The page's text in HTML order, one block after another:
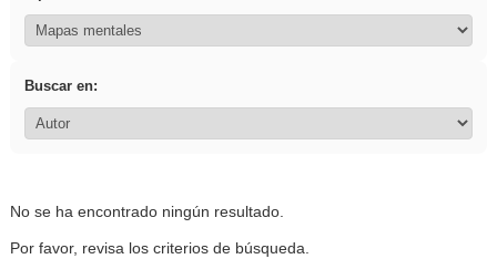
Buscar en:
No se ha encontrado ningún resultado.
Por favor, revisa los criterios de búsqueda.